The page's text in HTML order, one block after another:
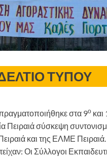
ΤΥΠΟΥ
στα 9ο και
Πειραιά σύσκεψη
και της ΕΛΜΕ Πειραιά.
Οι Σύλλογοι